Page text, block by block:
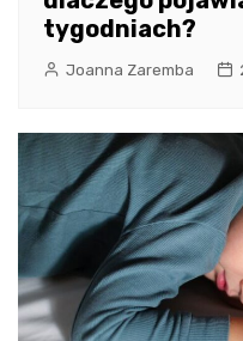
tygodniach?
Joanna Zaremba